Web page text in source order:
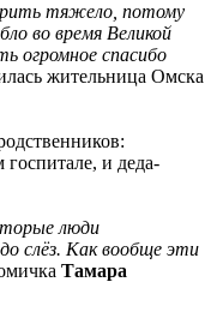
тяжело, потому
во время Великой
огромное спасибо
жительница Омска
и деда-
люди
слёз. Как вообще эти
Тамара